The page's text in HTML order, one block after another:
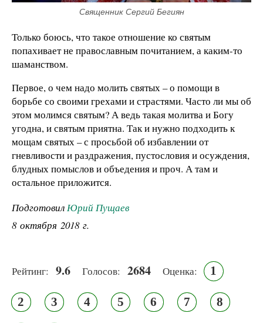
Священник Сергий Бегиян
Только боюсь, что такое отношение ко святым
попахивает не православным почитанием, а каким-то
шаманством.
Первое, о чем надо молить святых – о помощи в
борьбе со своими грехами и страстями. Часто ли мы об
этом молимся святым? А ведь такая молитва и Богу
угодна, и святым приятна. Так и нужно подходить к
мощам святых – с просьбой об избавлении от
гневливости и раздражения, пустословия и осуждения,
блудных помыслов и объедения и проч. А там и
остальное приложится.
ПодготовилЮрий Пущаев
8 октября 2018 г.
Рейтинг: 9.6 Голосов: 2684 Оценка: 1
2 3 4 5 6 7 8